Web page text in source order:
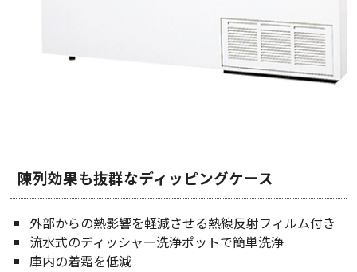
陳列効果も抜群なディッピングケース
外部からの熱影響を軽減させる熱線反射フィルム付き
流水式のディッシャー洗浄ポットで簡単洗浄
庫内の着霜を低減